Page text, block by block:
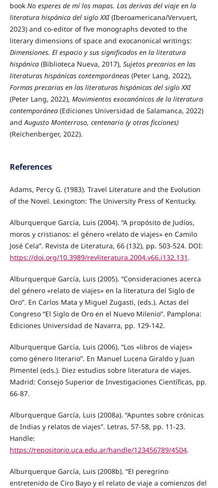
book No esperes de mí los mapas. Las derivas del viaje en la
literatura hispánica del siglo XXI(Iberoamericana/Vervuert,
2023) and co-editor of five monographs devoted to the
literary dimensions of space and exocanonical writings:
Dimensiones. El espacio y sus significados en la literatura
hispánica(Biblioteca Nueva, 2017), Sujetos precarios en las
literaturas hispánicas contemporáneas(Peter Lang, 2022),
Formas precarias en las literaturas hispánicas del siglo XXI
(Peter Lang, 2022), Movimientos exocanónicos de la literatura
contemporánea(Ediciones Universidad de Salamanca, 2022)
and Augusto Monterroso, centenario (y otras ficciones)
(Reichenberger, 2022).
References
Adams, Percy G. (1983). Travel Literature and the Evolution
of the Novel. Lexington: The University Press of Kentucky.
Alburquerque García, Luis (2004). “A propósito de Judíos,
moros y cristianos: el género «relato de viajes» en Camilo
José Cela”. Revista de Literatura, 66 (132), pp. 503-524. DOI:
https://doi.org/10.3989/revliteratura.2004.v66.i132.131 .
Alburquerque García, Luis (2005). “Consideraciones acerca
del género «relato de viajes» en la literatura del Siglo de
Oro”. En Carlos Mata y Miguel Zugasti, (eds.). Actas del
Congreso “El Siglo de Oro en el Nuevo Milenio”. Pamplona:
Ediciones Universidad de Navarra, pp. 129-142.
Alburquerque García, Luis (2006). “Los «libros de viajes»
como género literario”. En Manuel Lucena Giraldo y Juan
Pimentel (eds.). Diez estudios sobre literatura de viajes.
Madrid: Consejo Superior de Investigaciones Científicas, pp.
66-87.
Alburquerque García, Luis (2008a). “Apuntes sobre crónicas
de Indias y relatos de viajes”. Letras, 57-58, pp. 11-23.
Handle:
https://repositorio.uca.edu.ar/handle/123456789/4504.
Alburquerque García, Luis (2008b). “El peregrino
entretenido de Ciro Bayo y el relato de viaje a comienzos del